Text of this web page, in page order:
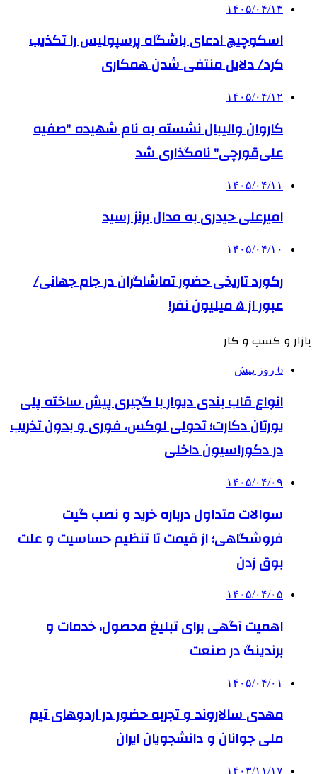
۱۴۰۵/۰۴/۱۳
اسکوچیچ ادعای باشگاه پرسپولیس را تکذیب
کرد/ دلایل منتفی شدن همکاری
۱۴۰۵/۰۴/۱۲
کاروان والیبال نشسته به نام شهیده "صفیه
علی‌قورچی" نامگذاری شد
۱۴۰۵/۰۴/۱۱
امیرعلی حیدری به مدال برنز رسید
۱۴۰۵/۰۴/۱۰
رکورد تاریخی حضور تماشاگران در جام جهانی/
عبور از ۵ میلیون نفر!
بازار و کسب و کار
6 روز پیش
انواع قاب بندی دیوار با گچبری پیش ساخته پلی
یورتان دکارت؛ تحولی لوکس، فوری و بدون تخریب
در دکوراسیون داخلی
۱۴۰۵/۰۴/۰۹
سوالات متداول درباره خرید و نصب گیت
فروشگاهی؛ از قیمت تا تنظیم حساسیت و علت
بوق زدن
۱۴۰۵/۰۴/۰۵
اهمیت آگهی برای تبلیغ محصول، خدمات و
برندینگ در صنعت
۱۴۰۵/۰۴/۰۱
مهدی سالاروند و تجربه حضور در اردوهای تیم
ملی جوانان و دانشجویان ایران
۱۴۰۳/۱۱/۱۷